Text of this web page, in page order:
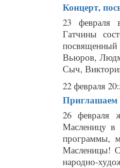
Концерт,
23 февраля
Гатчины
Вьюров,
Сыч,
22 февраля
Приглашаем
26 февраля
Масленицу в
программы,
Масленицы! С
народно-